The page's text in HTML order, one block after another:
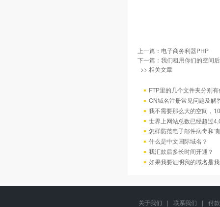
上一篇： 电子商务利器PHP
下一篇： 我们租用你们的空间
>> 相关文章
FTP里的几个文件夹分别
CN域名注册常见问题及解
我不需要那么大的空间，
世界上网站总数已经超过
怎样防范电子邮件病毒和“
什么是中文国际域名？
我汇款后多长时间开通？
如果我要证明我的域名是
关于我们 | 联系我们 |
付